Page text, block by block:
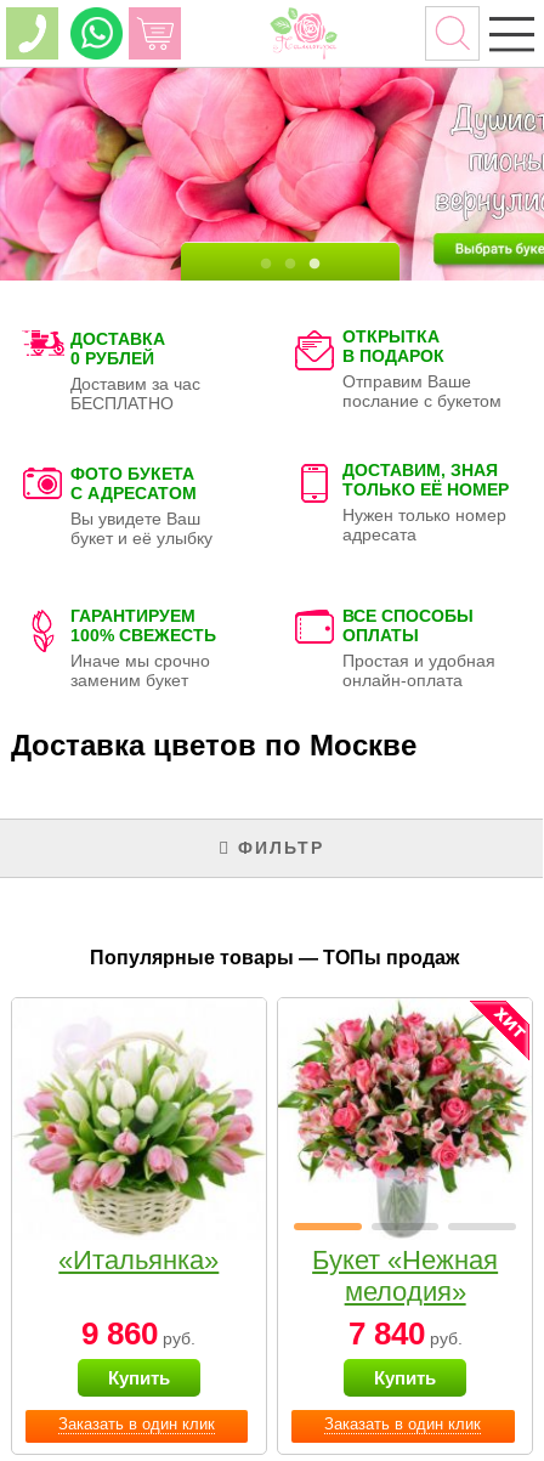
ДОСТАВКА
0 РУБЛЕЙ
Доставим за час
БЕСПЛАТНО
ОТКРЫТКА
В ПОДАРОК
Отправим Ваше
послание с букетом
ФОТО БУКЕТА
С АДРЕСАТОМ
Вы увидете Ваш
букет и её улыбку
ДОСТАВИМ, ЗНАЯ
ТОЛЬКО ЕЁ НОМЕР
Нужен только номер
адресата
ГАРАНТИРУЕМ
100% СВЕЖЕСТЬ
Иначе мы срочно
заменим букет
ВСЕ СПОСОБЫ
ОПЛАТЫ
Простая и удобная
онлайн-оплата
Доставка цветов по Москве
ФИЛЬТР
Популярные товары — ТОПы продаж
Заказать в один клик
«Итальянка»
9 860 руб.
Купить
Заказать в один клик
Букет «Нежная
мелодия»
7 840руб.
Купить